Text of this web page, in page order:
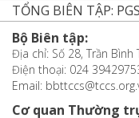
TỔNG BIÊN TẬP:
Bộ Biên tập:
Địa chỉ: Số 28, Trần
Điện thoại: 024
Email:
Cơ quan Thường